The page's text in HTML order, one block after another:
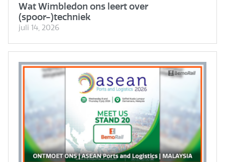
Wat Wimbledon ons leert over
(spoor-)techniek
juli 14, 2026